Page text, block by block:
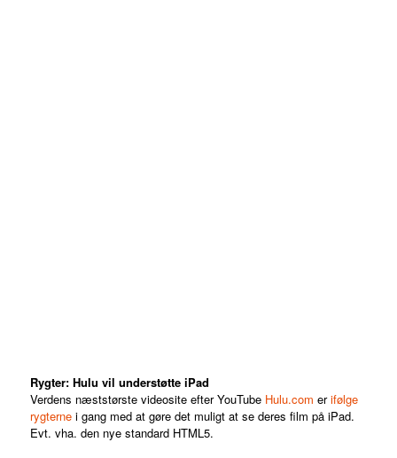
Rygter: Hulu vil understøtte iPad
Verdens næststørste videosite efter YouTube Hulu.com erifølge
rygterne i gang med at gøre det muligt at se deres film på iPad.
Evt. vha. den nye standard HTML5.